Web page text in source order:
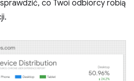
co Twoi odbiorcy robią